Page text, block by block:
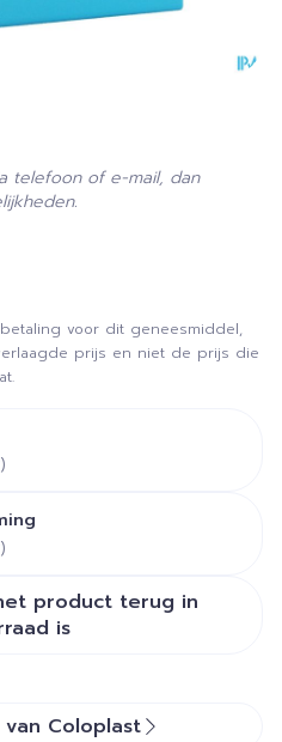
voor dit geneesmiddel,
prijs en niet de prijs die
product terug in
is
telefoon of e-mail, dan
Coloplast